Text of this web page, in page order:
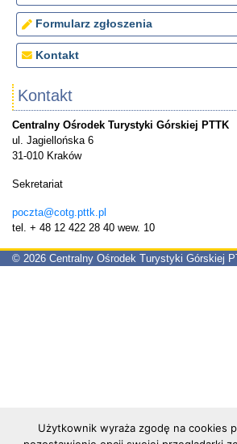
Formularz zgłoszenia
Kontakt
Kontakt
Centralny Ośrodek Turystyki Górskiej PTTK
ul. Jagiellońska 6
31-010 Kraków
Sekretariat
poczta@cotg.pttk.pl
tel. + 48 12 422 28 40 wew. 10
© 2026 Centralny Ośrodek Turystyki Górskiej
Użytkownik wyraża zgodę na cookies